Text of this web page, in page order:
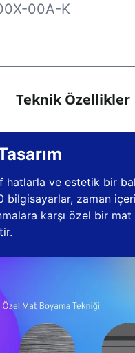
00A-K
Teknik Özellikler
ve estetik bir
bilgisayarlar, zaman
karşı özel bir